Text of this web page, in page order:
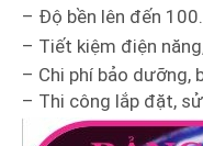
– Độ bền lên đến
– Tiết kiệm điện
– Chi phí bảo dưỡng,
– Thi công lắp đặt,